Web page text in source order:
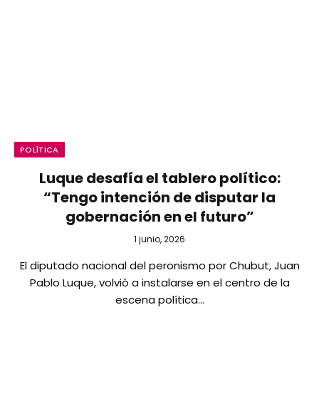
POLÍTICA
Luque desafía el tablero político:
“Tengo intención de disputar la
gobernación en el futuro”
1 junio, 2026
El diputado nacional del peronismo por Chubut, Juan
Pablo Luque, volvió a instalarse en el centro de la
escena política…